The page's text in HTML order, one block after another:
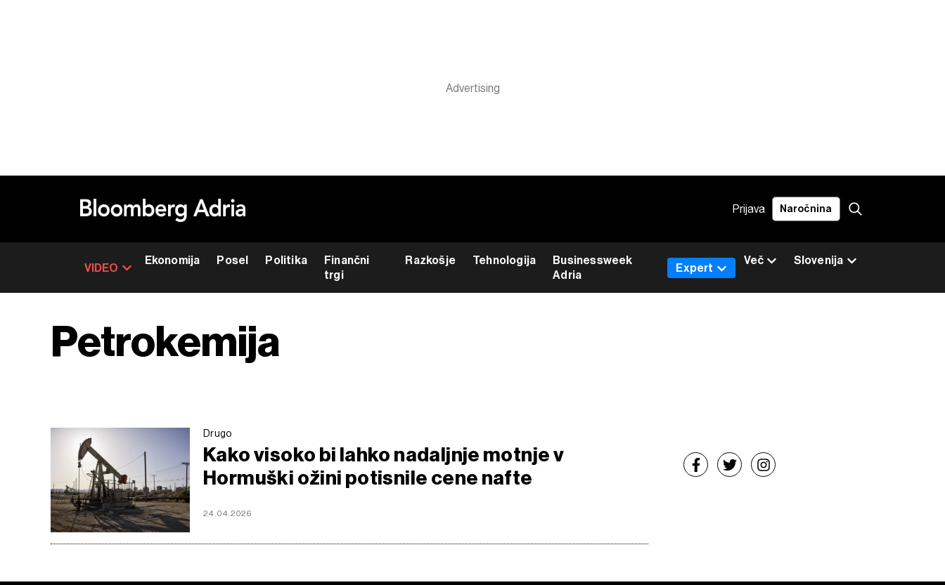
Prijava Naročnina
VIDEO
Ekonomija Posel Politika
Finančni
trgi
Razkošje Tehnologija
Businessweek
Adria
Slovenija
Expert
Več
Petrokemija
Drugo
Kako visoko bi lahko nadaljnje motnje v
Hormuški ožini potisnile cene nafte
24.04.2026